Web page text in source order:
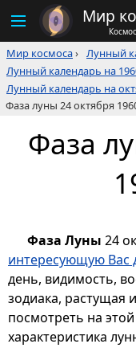
Мир
Мир космоса› Лунный
Лунный календарь на
Лунный календарь на
Фаза луны 24 октября
Фаза
Фаза Луны 24
интересующую Вас
день, видимость,
зодиака,
посмотреть на
характеристика